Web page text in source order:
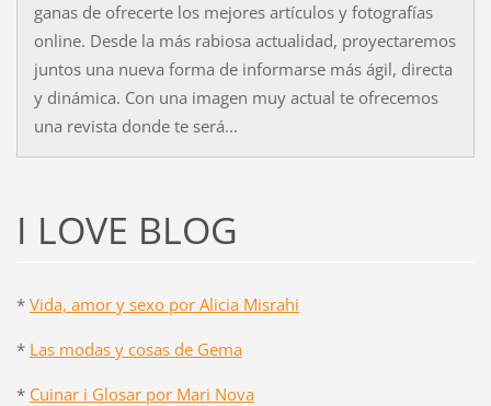
ganas de ofrecerte los mejores artículos y fotografías
online. Desde la más rabiosa actualidad, proyectaremos
juntos una nueva forma de informarse más ágil, directa
y dinámica. Con una imagen muy actual te ofrecemos
una revista donde te será...
I LOVE BLOG
* Vida, amor y sexo por Alicia Misrahi
* Las modas y cosas de Gema
* Cuinar i Glosar por Mari Nova